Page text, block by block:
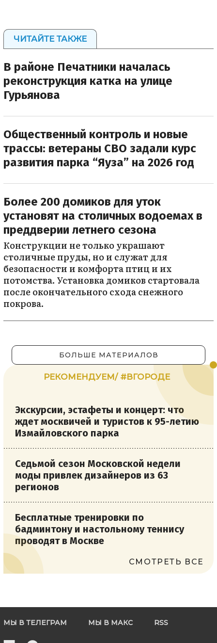
ЧИТАЙТЕ ТАКЖЕ
В районе Печатники началась
реконструкция катка на улице
Гурьянова
Общественный контроль и новые
трассы: ветераны СВО задали курс
развития парка “Яуза” на 2026 год
Более 200 домиков для уток
установят на столичных водоемах в
преддверии летнего сезона
Конструкции не только украшают
столичные пруды, но и служат для
безопасности и комфорта птиц и их
потомства. Установка домиков стартовала
после окончательного схода снежного
покрова.
БОЛЬШЕ МАТЕРИАЛОВ
РЕКОМЕНДУЕМ/ #ВГОРОДЕ
Экскурсии, эстафеты и концерт: что
ждет москвичей и туристов к 95-летию
Измайловского парка
Седьмой сезон Московской недели
моды привлек дизайнеров из 63
регионов
Бесплатные тренировки по
бадминтону и настольному теннису
проводят в Москве
СМОТРЕТЬ ВСЕ
МЫ В ТЕЛЕГРАМ МЫ В МАКС RSS